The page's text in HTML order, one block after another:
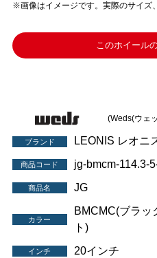
※画像はイメージです。実際のサイズ
このホイール
(Weds(ウェ
ブランド LEONIS レオニ
商品コード jg-bmcm-114.3-
商品名 JG
カラー
BMCMC(ブラッ
ト)
インチ 20インチ